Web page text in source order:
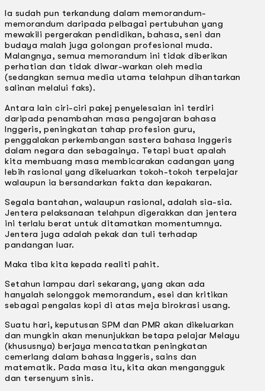
la sudah pun terkandung dalam memorandum-
memorandum daripada pelbagai pertubuhan yang
mewakili pergerakan pendidikan, bahasa, seni dan
budaya malah juga golongan profesional muda.
Malangnya, semua memorandum ini tidak diberikan
perhatian dan tidak diwar-warkan oleh media
(sedangkan semua media utama telahpun dihantarkan
salinan melalui faks).
Antara lain ciri-ciri pakej penyelesaian ini terdiri
daripada penambahan masa pengajaran bahasa
lnggeris, peningkatan tahap profesion guru,
penggalakan perkembangan sastera bahasa lnggeris
dalam negara dan sebagainya. Tetapi buat apalah
kita membuang masa membicarakan cadangan yang
lebih rasional yang dikeluarkan tokoh-tokoh terpelajar
walaupun ia bersandarkan fakta dan kepakaran.
Segala bantahan, walaupun rasional, adalah sia-sia.
Jentera pelaksanaan telahpun digerakkan dan jentera
ini terlalu berat untuk ditamatkan momentumnya.
Jentera juga adalah pekak dan tuli terhadap
pandangan luar.
Maka tiba kita kepada realiti pahit.
Setahun lampau dari sekarang, yang akan ada
hanyalah selonggok memorandum, esei dan kritikan
sebagai pengalas kopi di atas meja birokrasi usang.
Suatu hari, keputusan SPM dan PMR akan dikeluarkan
dan mungkin akan menunjukkan betapa pelajar Melayu
(khususnya) berjaya mencatatkan peningkatan
cemerlang dalam bahasa lnggeris, sains dan
matematik. Pada masa itu, kita akan mengangguk
dan tersenyum sinis.